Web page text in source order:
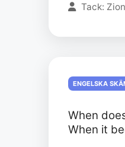
Tack:
ENGELSKA
When
When it